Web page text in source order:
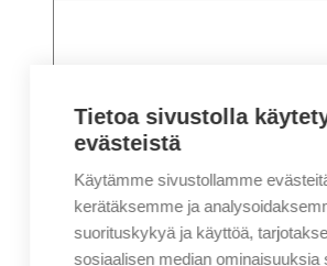
Nimi*
Etunimi
Sukunimi
Tietoa sivustolla
evästeistä
Käytämme sivustollamme
kerätäksemme ja
suorituskykyä ja käyttöä,
sosiaalisen median ominaisuuksia